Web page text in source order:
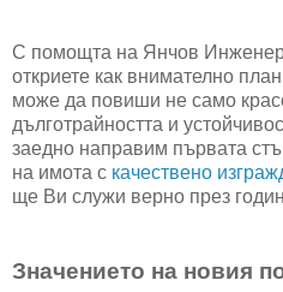
С помощта на Янчов
откриете как внимателно
може да повиши не само
дълготрайността и
заедно направим първата
на имота с качествено
ще Ви служи верно през
Значението на новия